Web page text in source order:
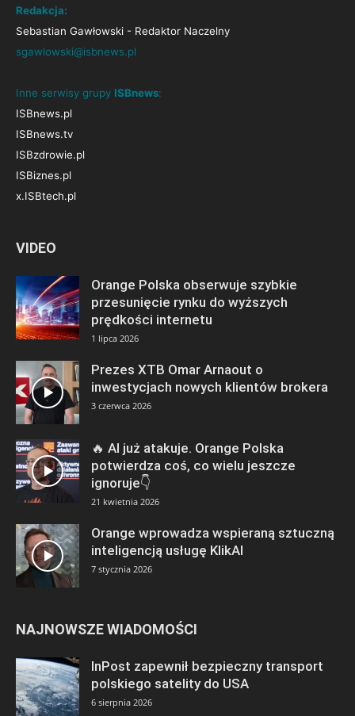
Redakcja:
Sebastian Gawłowski - Redaktor Naczelny
sgawlowski@isbnews.pl
Inne serwisy grupy ISBnews:
ISBnews.pl
ISBnews.tv
ISBzdrowie.pl
ISBiznes.pl
x.ISBtech.pl
VIDEO
Orange Polska obserwuje szybkie
przesunięcie rynku do wyższych
prędkości internetu
1 lipca 2026
Prezes XTB Omar Arnaout o
inwestycjach nowych klientów brokera
3 czerwca 2026
🔥 AI już atakuje. Orange Polska
potwierdza coś, co wielu jeszcze
ignoruje👇
21 kwietnia 2026
Orange wprowadza wspieraną sztuczną
inteligencją usługę KlikAI
7 stycznia 2026
NAJNOWSZE WIADOMOŚCI
InPost zapewnił bezpieczny transport
polskiego satelity do USA
6 sierpnia 2026